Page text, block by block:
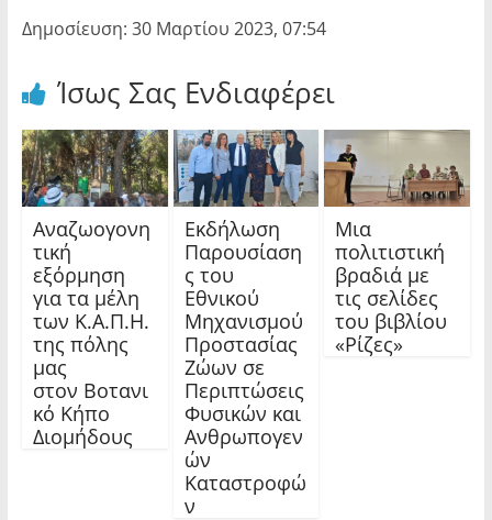
Δημοσίευση: 30 Μαρτίου 2023, 07:54
Ίσως Σας Ενδιαφέρει
Αναζωογονη
τική
εξόρμηση
για τα μέλη
των Κ.Α.Π.Η.
της πόλης
μας
στον Βοτανι
κό Κήπο
Διομήδους
Εκδήλωση
Παρουσίαση
ς του
Εθνικού
Μηχανισμού
Προστασίας
Ζώων σε
Περιπτώσεις
Φυσικών και
Ανθρωπογεν
ών
Καταστροφώ
ν
Μια
πολιτιστική
βραδιά με
τις σελίδες
του βιβλίου
«Ρίζες»